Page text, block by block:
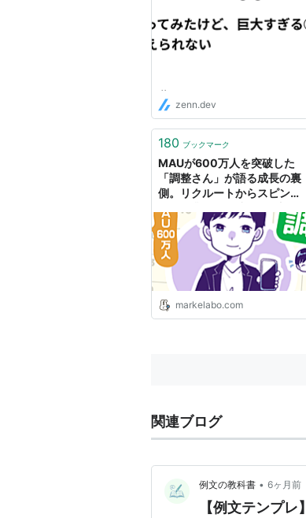
zenn.dev
180 ブックマーク
MAUが600万人を突破した
「調整さん」が語る成長の裏
側。リクルートからスピンア
サービスで見るべき指標。｜
アプリマーケティング研究所
markelabo.com
関連ブログ
例文の教科書 • 6ヶ月前
【例文テンプ